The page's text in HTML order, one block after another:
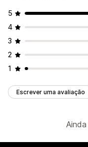
5
4
3
2
1
Escrever uma avaliação